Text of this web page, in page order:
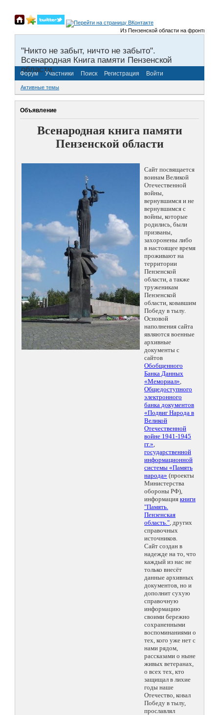
Из Пензенской области на фронты
"Никто не забыт, ничто не забыто".
Всенародная Книга памяти Пензенской
области.
Форум Участники Поиск Регистрация Войти
Активные темы
Объявление
Всенародная книга памяти
Пензенской области
Сайт посвящается
воинам Великой
Отечественной
войны,
вернувшимся и не
вернувшимся с
войны, которые
родились, были
призваны,
захоронены либо
в настоящее время
проживают на
территории
Пензенской
области, а также
труженикам
Пензенской
области, ковавшим
Победу в тылу.
Основой
наполнения сайта
являются военные
архивные
документы с
сайтов
Обобщенного
Банка Данных
«Мемориал»,
Общедоступного
электронного
банка документов
«Подвиг Народа в
Великой
Отечественной
войне 1941-1945
гг.»,
государственной
информационной
системы «Память
народа» (проекты
Министерства
обороны РФ),
информация книги
"Память.
Пензенская
область.", других
справочных
источников.
Сайт создан в
надежде на то, что
каждый из нас не
только внесёт
данные архивных
документов, но и
дополнит сухую
справочную
информацию
своими бережно
сохраненными
воспоминаниями о
тех, кого уже нет с
нами рядом,
рассказами о ныне
живых ветеранах,
о всех тех, кто
защищал в лихие
годы наше
Отечество, ковал
Победу в тылу,
прославлял